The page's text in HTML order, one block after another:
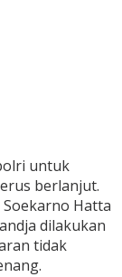
untuk
berlanjut.
Hatta
dilakukan
tidak